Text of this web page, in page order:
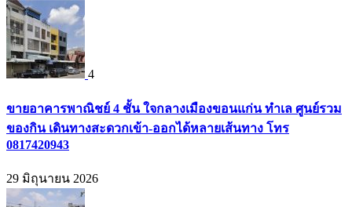
4
ขายอาคารพาณิชย์ 4 ชั้น ใจกลางเมืองขอนแก่น ทำเล ศูนย์รวม
ของกิน เดินทางสะดวกเข้า-ออกได้หลายเส้นทาง โทร
0817420943
29 มิถุนายน 2026